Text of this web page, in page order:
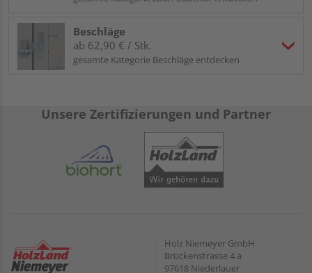
Beschläge
ab 62,90 € / Stk.
gesamte Kategorie Beschläge entdecken
Unsere Zertifizierungen und Partner
Holz Niemeyer GmbH
Brückenstrasse 4 a
97618 Niederlauer